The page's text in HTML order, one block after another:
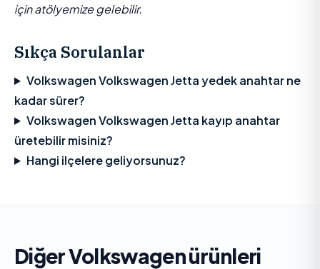
için atölyemize gelebilir.
Sıkça Sorulanlar
Volkswagen Volkswagen Jetta yedek anahtar ne
kadar sürer?
Volkswagen Volkswagen Jetta kayıp anahtar
üretebilir misiniz?
Hangi ilçelere geliyorsunuz?
DiğerVolkswagenürünleri